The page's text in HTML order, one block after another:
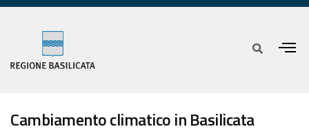
Cambiamento climatico in Basilicata